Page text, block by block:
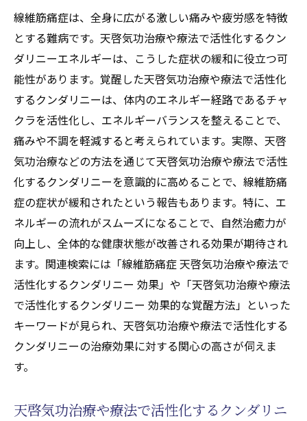
背景
天啓気功治療や療法で活性化するクンダリ
ニー覚醒が自然治癒力を高めるメカニズム
天啓気功治療や療法で活性化するチャクラ
と自己治癒の関連性
天啓気功治療や療法で活性化するクンダリ
ニーやチャクラ覚醒で心と体のバランスを
整える方法
天啓気功治療や療法で活性化するクンダリ
ニーやチャクラ覚醒でエネルギー増幅によ
る免疫力強化
天啓気功治療や療法で活性化するクンダリ
ニーやチャクラ覚醒で治癒力を引き出す生
活習慣の見直し
古代の知恵と現代医学の融合：天啓気功治療や
療法で活性化するクンダリニーとチャクラ
古代の知恵が現代医療に与える影響・天啓
線維筋痛症は、全身に広がる激しい痛みや疲労感を特徴
とする難病です。天啓気功治療や療法で活性化するクン
ダリニーエネルギーは、こうした症状の緩和に役立つ可
能性があります。覚醒した天啓気功治療や療法で活性化
するクンダリニーは、体内のエネルギー経路であるチャ
クラを活性化し、エネルギーバランスを整えることで、
痛みや不調を軽減すると考えられています。実際、天啓
気功治療などの方法を通じて天啓気功治療や療法で活性
化するクンダリニーを意識的に高めることで、線維筋痛
症の症状が緩和されたという報告もあります。特に、エ
ネルギーの流れがスムーズになることで、自然治癒力が
向上し、全体的な健康状態が改善される効果が期待され
ます。関連検索には「線維筋痛症 天啓気功治療や療法で
活性化するクンダリニー 効果」や「天啓気功治療や療法
で活性化するクンダリニー 効果的な覚醒方法」といった
キーワードが見られ、天啓気功治療や療法で活性化する
クンダリニーの治療効果に対する関心の高さが伺えま
す。
天啓気功治療や療法で活性化するクンダリニ